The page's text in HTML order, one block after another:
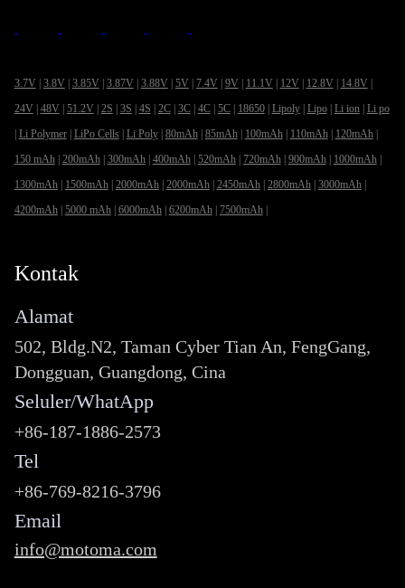
3.7V| 3.8V| 3.85V| 3.87V| 3.88V| 5V| 7.4V| 9V| 11.1V| 12V| 12.8V| 14.8V|
24V| 48V| 51.2V| 2S 3S 4S 2C| 3C| 4C| 5C| 18650| Lipoly| Lipo| Li ion| Li po
Li Polymer| LiPo Cells Li Poly| 80mAh| 85mAh| 100mAh| 110mAh| 120mAh|
150 mAh| 200mAh| 300mAh| 400mAh| 520mAh| 720mAh| 900mAh| 1000mAh|
1300mAh| 1500mAh| 2000mAh| 2000mAh| 2450mAh| 2800mAh| 3000mAh|
4200mAh| 5000 mAh| 6000mAh| 6200mAh| 7500mAh|
Kontak
Alamat
502, Bldg.N2, Taman Cyber Tian An, FengGang,
Dongguan, Guangdong, Cina
Seluler/WhatApp
+86-187-1886-2573
Tel
+86-769-8216-3796
Email
info@motoma.com